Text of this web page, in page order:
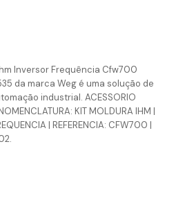
Inversor Frequência Cfw700
da marca Weg é uma solução de
industrial. ACESSORIO
KIT MOLDURA IHM |
| REFERENCIA: CFW700 |